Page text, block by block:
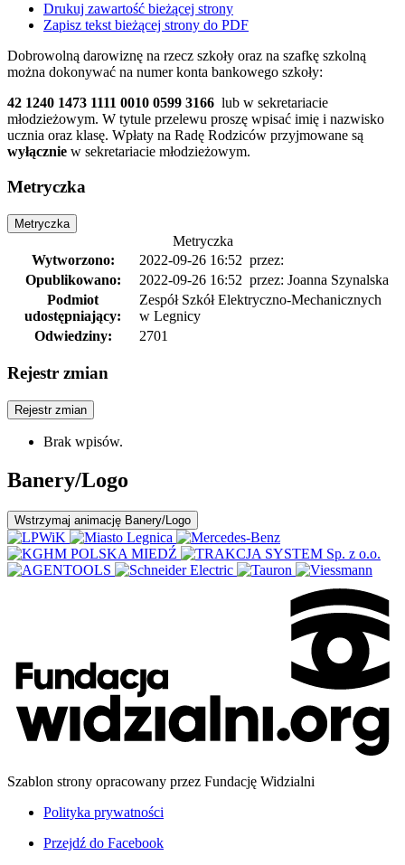
Drukuj zawartość bieżącej strony
Zapisz tekst bieżącej strony do PDF
Dobrowolną darowiznę na rzecz szkoły oraz na szafkę szkolną
można dokonywać na numer konta bankowego szkoły:
42 1240 1473 1111 0010 0599 3166 lub w sekretariacie
młodzieżowym. W tytule przelewu proszę wpisać imię i nazwisko
ucznia oraz klasę. Wpłaty na Radę Rodziców przyjmowane są
wyłącznie w sekretariacie młodzieżowym.
Metryczka
Metryczka
Metryczka
Wytworzono:
2022-09-26 16:52 przez:
Opublikowano:
2022-09-26 16:52 przez: Joanna Szynalska
Podmiot
udostępniający:
Zespół Szkół Elektryczno-Mechanicznych
w Legnicy
Odwiedziny:
2701
Rejestr zmian
Rejestr zmian
Brak wpisów.
Banery/Logo
Wstrzymaj animację Banery/Logo
Szablon strony opracowany przez Fundację Widzialni
Polityka prywatności
Przejdź do Facebook